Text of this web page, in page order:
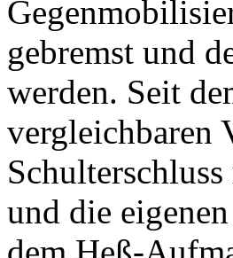
gebremst und
werden. Seit
vergleichbaren
und die